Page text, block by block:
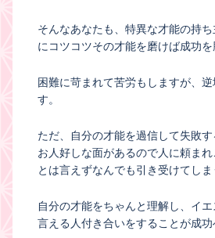
そんなあなたも、特異な才能の持
にコツコツその才能を磨けば成功を
困難に苛まれて苦労もしますが、
す。
ただ、自分の才能を過信して失敗す
お人好しな面があるので人に頼ま
とは言えずなんでも引き受けてしま
自分の才能をちゃんと理解し、イ
言える人付き合いをすることが成功